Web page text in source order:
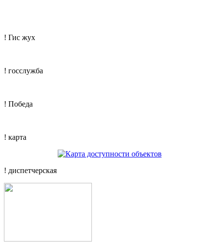
! Гис жух
! госслужба
! Победа
! карта
! диспетчерская